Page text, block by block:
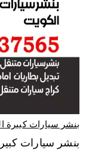
بنشر سيارات كبيرة الكويت 98080146‬ بنشر
بنشر سيارات